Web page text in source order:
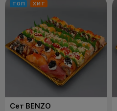
ТОП ХИТ
Сет BENZO